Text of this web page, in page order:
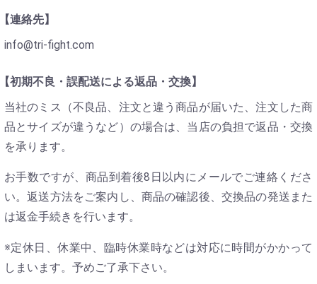
連絡先】
info@tri-fight.com
初期不良・誤配送による返品・交換】
当社のミス（不良品、注文と違う商品が届いた、注文した商
品とサイズが違うなど）の場合は、当店の負担で返品・交換
を承ります。
お手数ですが、商品到着後8日以内にメールでご連絡くださ
い。返送方法をご案内し、商品の確認後、交換品の発送また
は返金手続きを行います。
※定休日、休業中、臨時休業時などは対応に時間がかかって
しまいます。予めご了承下さい。